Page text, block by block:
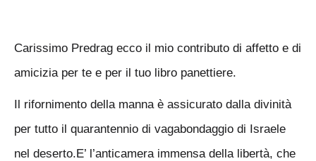
Carissimo Predrag ecco il mio contributo di affetto e di
amicizia per te e per il tuo libro panettiere.
Il rifornimento della manna è assicurato dalla divinità
per tutto il quarantennio di vagabondaggio di Israele
nel deserto.E’ l’anticamera immensa della libertà, che